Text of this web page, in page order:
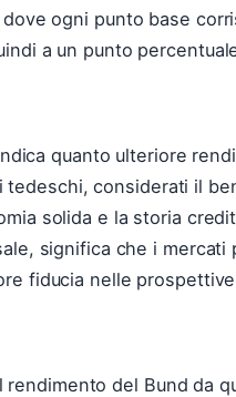
ogni punto base
a un punto
quanto ulteriore
considerati il
solida e la storia
significa che i mercati
fiducia nelle
del Bund da